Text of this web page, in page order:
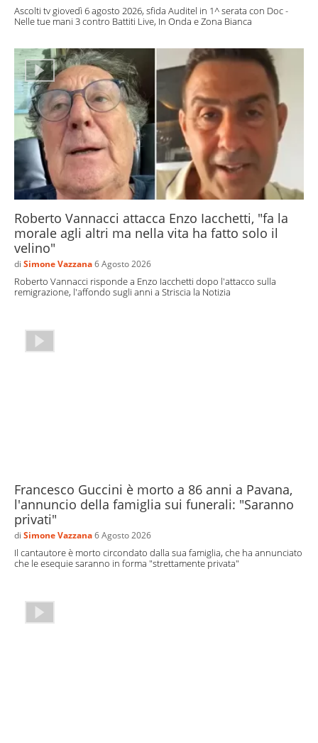
Ascolti tv giovedì 6 agosto 2026, sfida Auditel in 1^ serata con Doc -
Nelle tue mani 3 contro Battiti Live, In Onda e Zona Bianca
Roberto Vannacci attacca Enzo Iacchetti, "fa la
morale agli altri ma nella vita ha fatto solo il
velino"
di Simone Vazzana6 Agosto 2026
Roberto Vannacci risponde a Enzo Iacchetti dopo l'attacco sulla
remigrazione, l'affondo sugli anni a Striscia la Notizia
Francesco Guccini è morto a 86 anni a Pavana,
l'annuncio della famiglia sui funerali: "Saranno
privati"
di Simone Vazzana6 Agosto 2026
Il cantautore è morto circondato dalla sua famiglia, che ha annunciato
che le esequie saranno in forma "strettamente privata"